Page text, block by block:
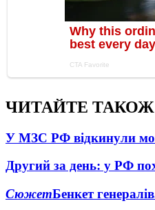
ЧИТАЙТЕ ТАКОЖ
У МЗС РФ відкинули
Другий за день: у РФ
СюжетБенкет